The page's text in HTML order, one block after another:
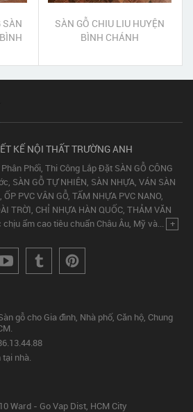
SÀN
SÀN GỖ CHIU LIU HUYỆN
BÌNH CHÁNH
KẾ NỘI THẤT TRƯỜNG ANH
Phối, Thi Công Lắp Đặt SÀN GỖ CÔNG
SÀN GỖ TỰ NHIÊN, SÀN NHỰA, VÁN SÀN
PVC VÂN GỖ, TẤM NHỰA PVC NANO,
TRỜI, CHỈ NHỰA HÀN QUỐC, THẢM VĂN
ẩm cao tiêu chuẩn Châu Âu, Mỹ và... +
gỗ cho Gia đình, Nhà phố, Căn hộ, Chung
nhà.
Ward - Go Vap Dist, HCM City